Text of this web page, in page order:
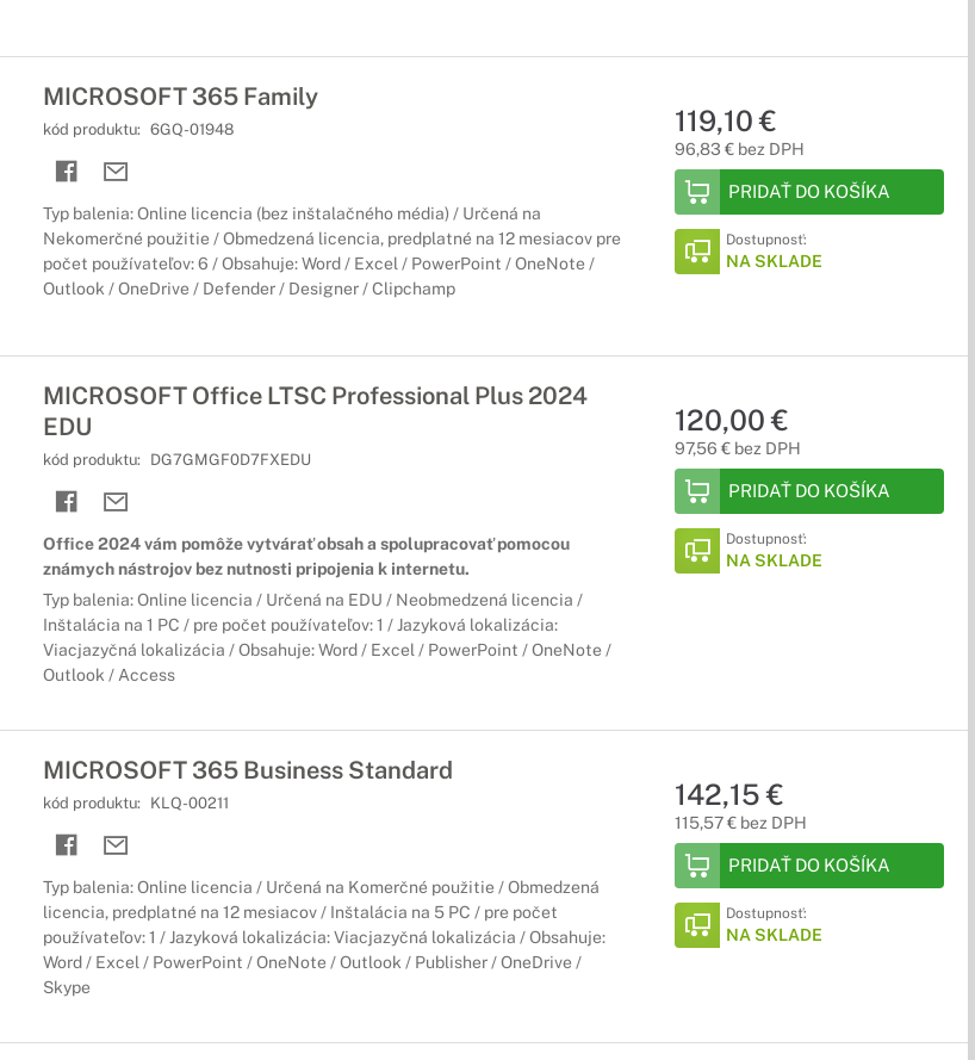
MICROSOFT 365 Family
kód produktu: 6GQ-01948
Typ balenia: Online licencia (bez inštalačného média) / Určená na
Nekomerčné použitie / Obmedzená licencia, predplatné na 12 mesiacov pre
počet používateľov: 6 / Obsahuje: Word / Excel / PowerPoint / OneNote /
Outlook / OneDrive / Defender / Designer / Clipchamp
119,10 €
96,83 € bez DPH
PRIDAŤ DO KOŠÍKA
Dostupnosť:
NA SKLADE
MICROSOFT Office LTSC Professional Plus 2024
EDU
kód produktu: DG7GMGF0D7FXEDU
Office 2024 vám pomôže vytvárať obsah a spolupracovať pomocou
známych nástrojov bez nutnosti pripojenia k internetu.
Typ balenia: Online licencia / Určená na EDU / Neobmedzená licencia /
Inštalácia na 1 PC / pre počet používateľov: 1 / Jazyková lokalizácia:
Viacjazyčná lokalizácia / Obsahuje: Word / Excel / PowerPoint / OneNote /
Outlook / Access
120,00 €
97,56 € bez DPH
PRIDAŤ DO KOŠÍKA
Dostupnosť:
NA SKLADE
MICROSOFT 365 Business Standard
kód produktu: KLQ-00211
Typ balenia: Online licencia / Určená na Komerčné použitie / Obmedzená
licencia, predplatné na 12 mesiacov / Inštalácia na 5 PC / pre počet
používateľov: 1 / Jazyková lokalizácia: Viacjazyčná lokalizácia / Obsahuje:
Word / Excel / PowerPoint / OneNote / Outlook / Publisher / OneDrive /
Skype
142,15 €
115,57 € bez DPH
PRIDAŤ DO KOŠÍKA
Dostupnosť:
NA SKLADE